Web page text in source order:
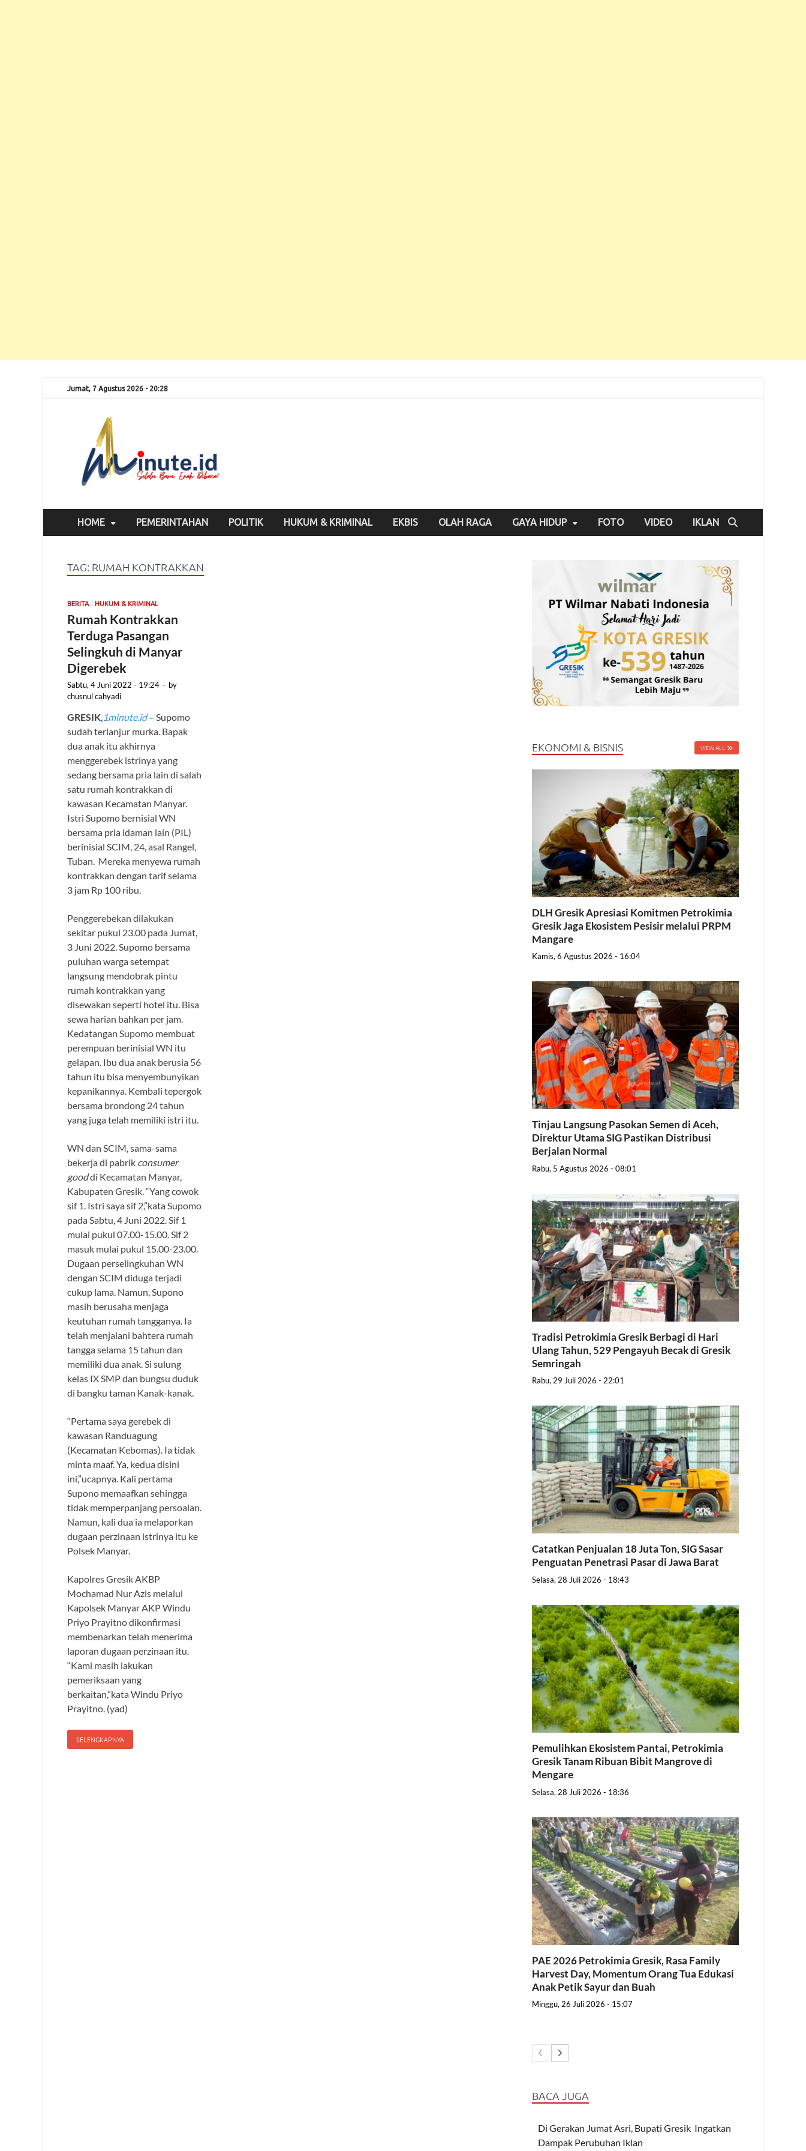
Jumat, 7 Agustus 2026 - 20:28
HOME PEMERINTAHAN POLITIK HUKUM & KRIMINAL EKBIS OLAH RAGA GAYA HIDUP FOTO VIDEO IKLAN
TAG: RUMAH KONTRAKKAN
BERITA/ HUKUM & KRIMINAL
Rumah Kontrakkan
Terduga Pasangan
Selingkuh di Manyar
Digerebek
Sabtu, 4 Juni 2022 - 19:24 - by
chusnul cahyadi
GRESIK 1minute.id– Supomo
sudah terlanjur murka. Bapak
dua anak itu akhirnya
menggerebek istrinya yang
sedang bersama pria lain di salah
satu rumah kontrakkan di
kawasan Kecamatan Manyar.
Istri Supomo bernisial WN
bersama pria idaman lain (PIL)
berinisial SCIM, 24, asal Rangel,
Tuban. Mereka menyewa rumah
kontrakkan dengan tarif selama
3 jam Rp 100 ribu.
Penggerebekan dilakukan
sekitar pukul 23.00 pada Jumat,
3 Juni 2022. Supomo bersama
puluhan warga setempat
langsung mendobrak pintu
rumah kontrakkan yang
disewakan seperti hotel itu. Bisa
sewa harian bahkan per jam.
Kedatangan Supomo membuat
perempuan berinisial WN itu
gelapan. Ibu dua anak berusia 56
tahun itu bisa menyembunyikan
kepanikannya. Kembali tepergok
bersama brondong 24 tahun
yang juga telah memiliki istri itu.
WN dan SCIM, sama-sama
bekerja di pabrik consumer
gooddi Kecamatan Manyar,
Kabupaten Gresik. “Yang cowok
sif 1. Istri saya sif 2,”kata Supomo
pada Sabtu, 4 Juni 2022. Sif 1
mulai pukul 07.00-15.00. Sif 2
masuk mulai pukul 15.00-23.00.
Dugaan perselingkuhan WN
dengan SCIM diduga terjadi
cukup lama. Namun, Supono
masih berusaha menjaga
keutuhan rumah tangganya. Ia
telah menjalani bahtera rumah
tangga selama 15 tahun dan
memiliki dua anak. Si sulung
kelas IX SMP dan bungsu duduk
di bangku taman Kanak-kanak.
“Pertama saya gerebek di
kawasan Randuagung
(Kecamatan Kebomas). Ia tidak
minta maaf. Ya, kedua disini
ini,”ucapnya. Kali pertama
Supono memaafkan sehingga
tidak memperpanjang persoalan.
Namun, kali dua ia melaporkan
dugaan perzinaan istrinya itu ke
Polsek Manyar.
Kapolres Gresik AKBP
Mochamad Nur Azis melalui
Kapolsek Manyar AKP Windu
Priyo Prayitno dikonfirmasi
membenarkan telah menerima
laporan dugaan perzinaan itu.
“Kami masih lakukan
pemeriksaan yang
berkaitan,”kata Windu Priyo
Prayitno. (yad)
SELENGKAPNYA
EKONOMI & BISNIS VIEW ALL
DLH Gresik Apresiasi Komitmen Petrokimia
Gresik Jaga Ekosistem Pesisir melalui PRPM
Mangare
Kamis, 6 Agustus 2026 - 16:04
Tinjau Langsung Pasokan Semen di Aceh,
Direktur Utama SIG Pastikan Distribusi
Berjalan Normal
Rabu, 5 Agustus 2026 - 08:01
Tradisi Petrokimia Gresik Berbagi di Hari
Ulang Tahun, 529 Pengayuh Becak di Gresik
Semringah
Rabu, 29 Juli 2026 - 22:01
Catatkan Penjualan 18 Juta Ton, SIG Sasar
Penguatan Penetrasi Pasar di Jawa Barat
Selasa, 28 Juli 2026 - 18:43
Pemulihkan Ekosistem Pantai, Petrokimia
Gresik Tanam Ribuan Bibit Mangrove di
Mengare
Selasa, 28 Juli 2026 - 18:36
PAE 2026 Petrokimia Gresik, Rasa Family
Harvest Day, Momentum Orang Tua Edukasi
Anak Petik Sayur dan Buah
Minggu, 26 Juli 2026 - 15:07
BACA JUGA
Di Gerakan Jumat Asri, Bupati Gresik Ingatkan
Dampak Perubuhan Iklan